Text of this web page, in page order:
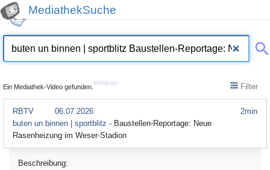
MediathekSuche
Ein Mediathek-Video gefunden.
erklären Filter
2min
RBTV
06.07.2026
buten un binnen | sportblitz - Baustellen-Reportage: Neue
Rasenheizung im Weser-Stadion
Beschreibung: